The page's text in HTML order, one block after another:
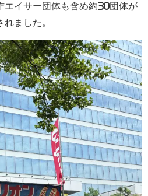
エイサー団体も含め約30団体が
ました。